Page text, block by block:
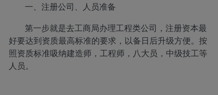
一、注册公司、人员准备
第一步就是去工商局办理工程类公司，注册资本最
好要达到资质最高标准的要求，以备日后升级方便。按
照资质标准吸纳建造师，工程师，八大员，中级技工等
人员。